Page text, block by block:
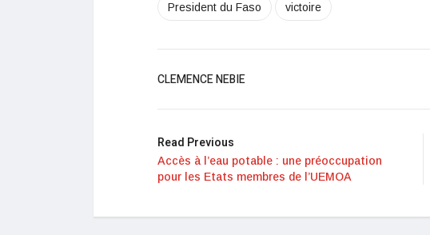
President du Faso victoire
CLEMENCE NEBIE
Read Previous
Accès à l’eau potable : une préoccupation
pour les Etats membres de l’UEMOA